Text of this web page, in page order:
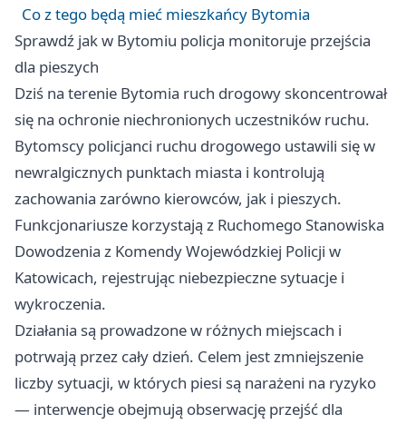
Co z tego będą mieć mieszkańcy Bytomia
Sprawdź jak w Bytomiu policja monitoruje przejścia
dla pieszych
Dziś na terenie Bytomia ruch drogowy skoncentrował
się na ochronie niechronionych uczestników ruchu.
Bytomscy policjanci ruchu drogowego ustawili się w
newralgicznych punktach miasta i kontrolują
zachowania zarówno kierowców, jak i pieszych.
Funkcjonariusze korzystają z Ruchomego Stanowiska
Dowodzenia z Komendy Wojewódzkiej Policji w
Katowicach, rejestrując niebezpieczne sytuacje i
wykroczenia.
Działania są prowadzone w różnych miejscach i
potrwają przez cały dzień. Celem jest zmniejszenie
liczby sytuacji, w których piesi są narażeni na ryzyko
— interwencje obejmują obserwację przejść dla